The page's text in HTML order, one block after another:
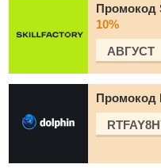
Промокод
10%
АВГУСТ
Промокод